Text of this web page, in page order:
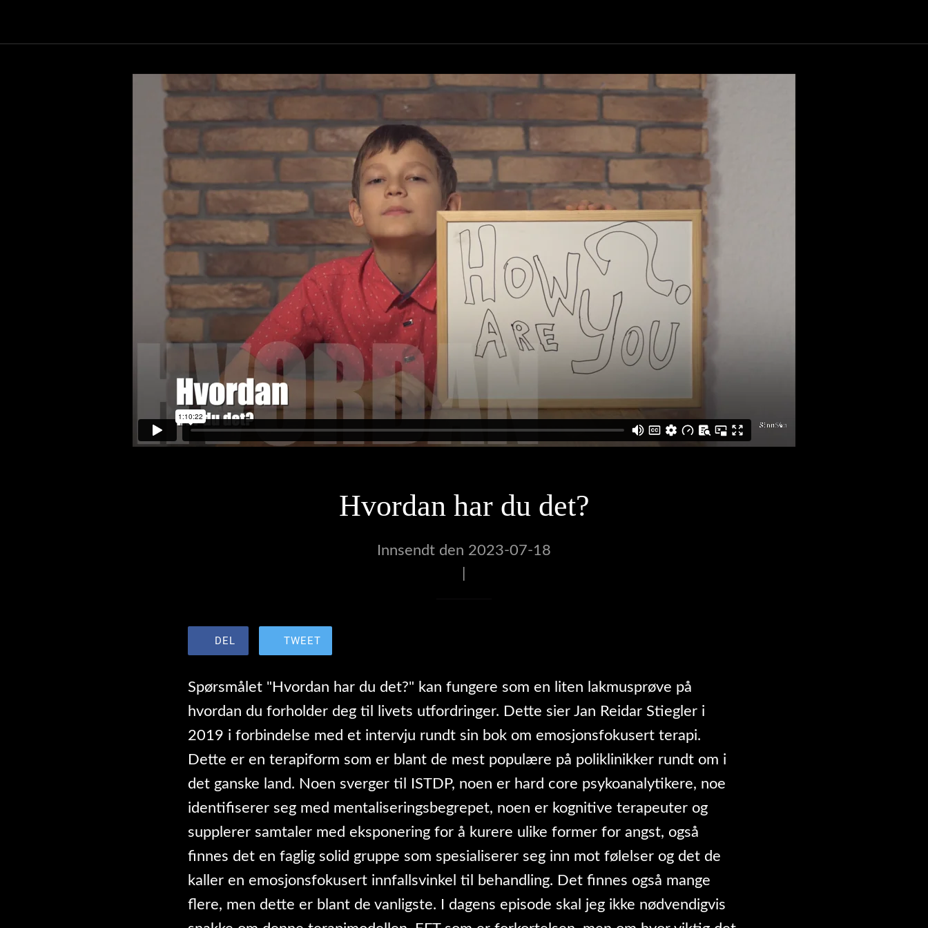
Hvordan har du det?
Innsendt den 2023-07-18
DEL TWEET
Spørsmålet "Hvordan har du det?" kan fungere som en liten lakmusprøve på
hvordan du forholder deg til livets utfordringer. Dette sier Jan Reidar Stiegler i
2019 i forbindelse med et intervju rundt sin bok om emosjonsfokusert terapi.
Dette er en terapiform som er blant de mest populære på poliklinikker rundt om i
det ganske land. Noen sverger til ISTDP, noen er hard core psykoanalytikere, noe
identifiserer seg med mentaliseringsbegrepet, noen er kognitive terapeuter og
supplerer samtaler med eksponering for å kurere ulike former for angst, også
finnes det en faglig solid gruppe som spesialiserer seg inn mot følelser og det de
kaller en emosjonsfokusert innfallsvinkel til behandling. Det finnes også mange
flere, men dette er blant de vanligste. I dagens episode skal jeg ikke nødvendigvis